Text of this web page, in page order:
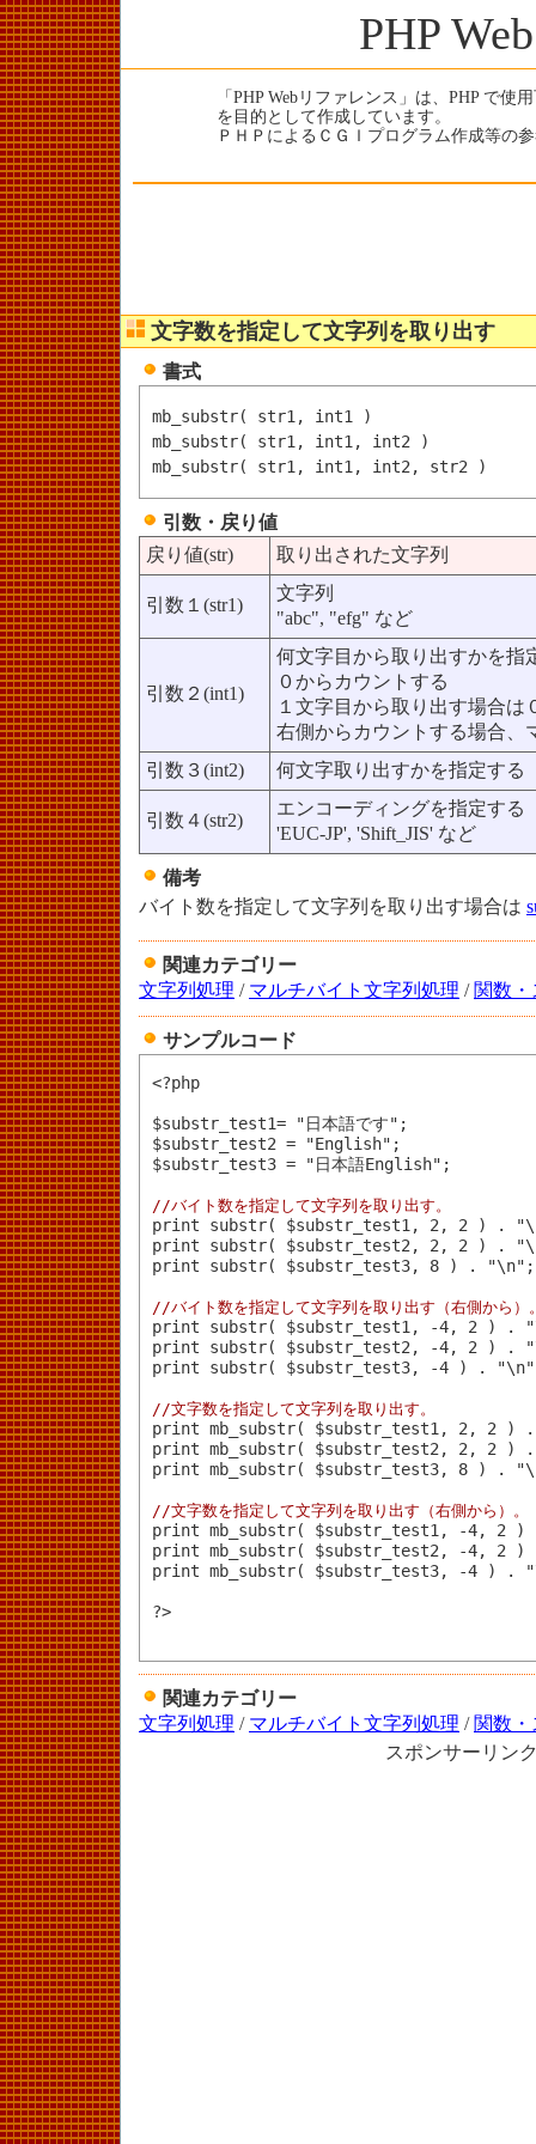
PHP
「PHP Webリファレンス」は、PHP で
を目的として作成しています。
ＰＨＰによるＣＧＩプログラム作成等の
文字数を指定して文字列を取り出す
書式
mb_substr( str1, int1 )
mb_substr( str1, int1, int2 )
引数・戻り値
戻り値(str)
取り出された文字列
引数１(str1)
文字列
"abc", "efg" など
引数２(int1)
何文字目から取り出すかを指
０からカウントする
１文字目から取り出す場合は
右側からカウントする場合、
引数３(int2)
何文字取り出すかを指定する
引数４(str2)
エンコーディングを指定する
'EUC-JP', 'Shift_JIS' など
備考
バイト数を指定して文字列を取り出す場合は
関連カテゴリー
文字列処理 / マルチバイト文字列処理 / 関数
サンプルコード
<?php
$substr_test1= "日本語です";
$substr_test2 = "English";
$substr_test3 = "日本語English";
//バイト数を指定して文字列を取り出す。
print substr( $substr_test1, 2, 2 ) .
print substr( $substr_test2, 2, 2 ) .
print substr( $substr_test3, 8 ) .
//バイト数を指定して文字列を取り出す（右側から）
print substr( $substr_test1, -4, 2 ) .
print substr( $substr_test2, -4, 2 ) .
print substr( $substr_test3, -4 ) .
//文字数を指定して文字列を取り出す。
print mb_substr( $substr_test1, 2, 2
print mb_substr( $substr_test2, 2, 2
print mb_substr( $substr_test3, 8
//文字数を指定して文字列を取り出す（右側から）。
print mb_substr( $substr_test1, -4,
print mb_substr( $substr_test2, -4,
print mb_substr( $substr_test3, -4
?>
関連カテゴリー
文字列処理 / マルチバイト文字列処理 / 関数
スポンサーリン